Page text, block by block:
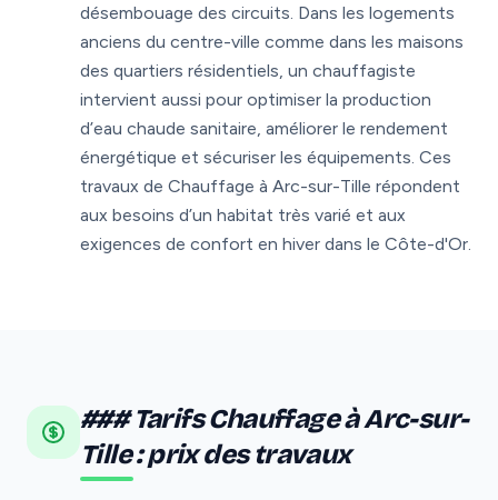
désembouage des circuits. Dans les logements
anciens du centre-ville comme dans les maisons
des quartiers résidentiels, un chauffagiste
intervient aussi pour optimiser la production
d’eau chaude sanitaire, améliorer le rendement
énergétique et sécuriser les équipements. Ces
travaux de Chauffage à Arc-sur-Tille répondent
aux besoins d’un habitat très varié et aux
exigences de confort en hiver dans le Côte-d'Or.
### Tarifs Chauffage à Arc-sur-
Tille : prix des travaux